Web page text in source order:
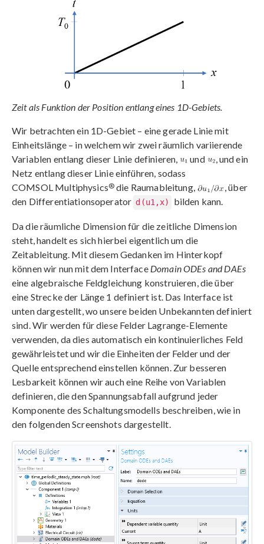
Zeit als Funktion der Position entlang eines 1D-Gebiets.
Wir betrachten ein 1D-Gebiet – eine gerade Linie mit
Einheitslänge – in welchem wir zwei räumlich variierende
Variablen entlang dieser Linie definieren,
und
, und ein
Netz entlang dieser Linie einführen, sodass
COMSOL Multiphysics® die Raumableitung,
, über
den Differentiationsoperator d(u1,x) bilden kann.
Da die räumliche Dimension für die zeitliche Dimension
steht, handelt es sich hierbei eigentlich um die
Zeitableitung. Mit diesem Gedanken im Hinterkopf
können wir nun mit dem Interface Domain ODEs and DAEs
eine algebraische Feldgleichung konstruieren, die über
eine Strecke der Länge 1 definiert ist. Das Interface ist
unten dargestellt, wo unsere beiden Unbekannten definiert
sind. Wir werden für diese Felder Lagrange-Elemente
verwenden, da dies automatisch ein kontinuierliches Feld
gewährleistet und wir die Einheiten der Felder und der
Quelle entsprechend einstellen können. Zur besseren
Lesbarkeit können wir auch eine Reihe von Variablen
definieren, die den Spannungsabfall aufgrund jeder
Komponente des Schaltungsmodells beschreiben, wie in
den folgenden Screenshots dargestellt.